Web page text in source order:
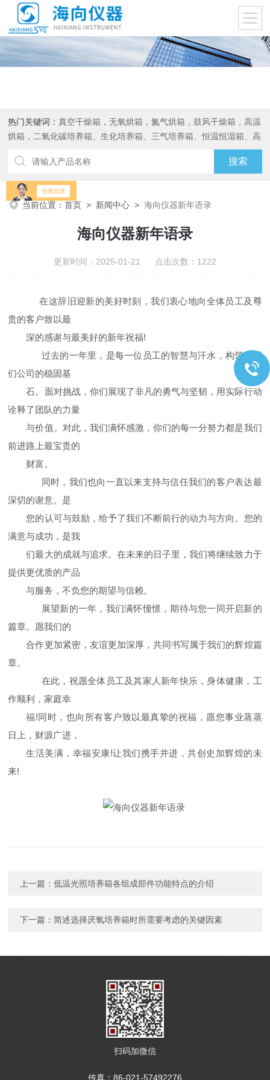
热门关键词：真空干燥箱，无氧烘箱，氮气烘箱，鼓风干燥箱，高温
烘箱，二氧化碳培养箱、生化培养箱、三气培养箱、恒温恒湿箱、高
当前位置：首页 > 新闻中心 >海向仪器新年语录
海向仪器新年语录
更新时间：2025-01-21 点击次数：1222
在这辞旧迎新的美好时刻，我们衷心地向全体员工及尊
贵的客户致以最
深的感谢与最美好的新年祝福!
过去的一年里，是每一位员工的智慧与汗水，构筑了我
们公司的稳固基
石。面对挑战，你们展现了非凡的勇气与坚韧，用实际行动
诠释了团队的力量
与价值。对此，我们满怀感激，你们的每一分努力都是我们
前进路上最宝贵的
财富。
同时，我们也向一直以来支持与信任我们的客户表达最
深切的谢意。是
您的认可与鼓励，给予了我们不断前行的动力与方向。您的
满意与成功，是我
们最大的成就与追求。在未来的日子里，我们将继续致力于
提供更优质的产品
与服务，不负您的期望与信赖。
展望新的一年，我们满怀憧憬，期待与您一同开启新的
篇章。愿我们的
合作更加紧密，友谊更加深厚，共同书写属于我们的辉煌篇
章。
在此，祝愿全体员工及其家人新年快乐，身体健康，工
作顺利，家庭幸
福!同时，也向所有客户致以最真挚的祝福，愿您事业蒸蒸
日上，财源广进，
生活美满，幸福安康!让我们携手并进，共创史加辉煌的未
来!
上一篇：低温光照培养箱各组成部件功能特点的介绍
下一篇：简述选择厌氧培养箱时所需要考虑的关键因素
扫码加微信
传真：86-021-57492276